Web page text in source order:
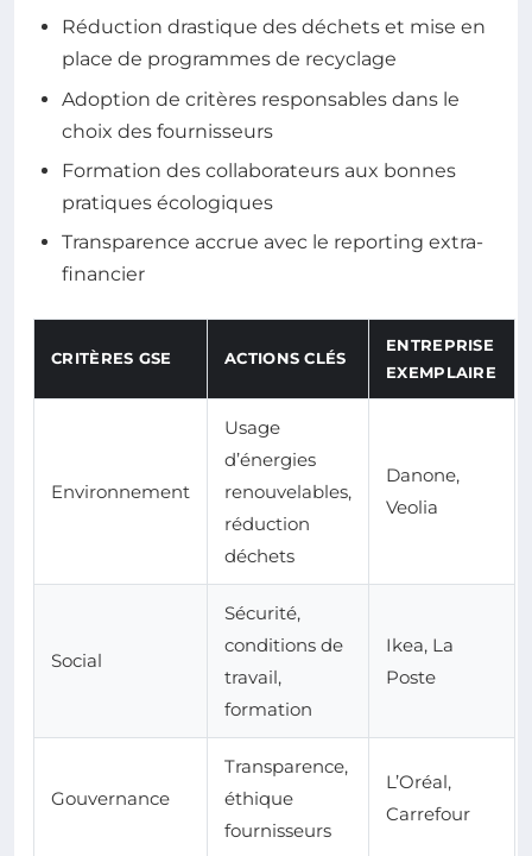
Réduction drastique des déchets et mise en
place de programmes de recyclage
Adoption de critères responsables dans le
choix des fournisseurs
Formation des collaborateurs aux bonnes
pratiques écologiques
Transparence accrue avec le reporting extra-
financier
CRITÈRES GSE ACTIONS CLÉS
ENTREPRISE
EXEMPLAIRE
Environnement
Usage
d’énergies
renouvelables,
réduction
déchets
Danone,
Veolia
Social
Sécurité,
conditions de
travail,
formation
Ikea, La
Poste
Gouvernance
Transparence,
éthique
fournisseurs
L’Oréal,
Carrefour